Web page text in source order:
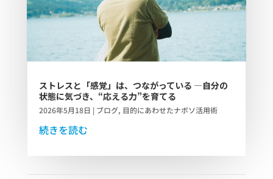
ストレスと「感覚」は、つながっている ―自分の
状態に気づき、“応える力”を育てる
2026年5月18日 | ブログ, 目的にあわせたナボソ活用術
続きを読む